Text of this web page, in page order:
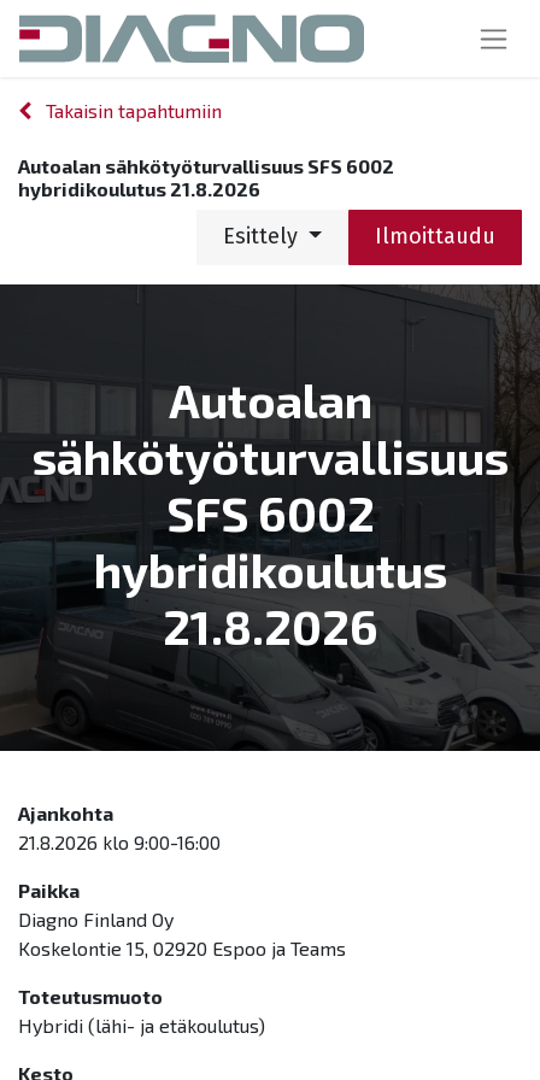
Takaisin tapahtumiin
Autoalan sähkötyöturvallisuus SFS 6002
hybridikoulutus 21.8.2026
Esittely Ilmoittaudu
Autoalan
sähkötyöturvallisuus
SFS 6002
hybridikoulutus
21.8.2026
Ajankohta
21.8.2026 klo 9:00-16:00
Paikka
Diagno Finland Oy
Koskelontie 15, 02920 Espoo ja Teams
Toteutusmuoto
Hybridi (lähi- ja etäkoulutus)
Kesto